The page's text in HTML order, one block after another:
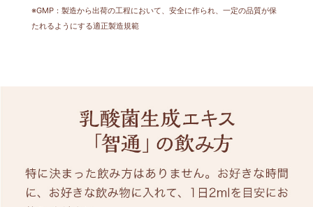
※GMP：製造から出荷の工程において、安全に作られ、一定の品質が保
たれるようにする適正製造規範